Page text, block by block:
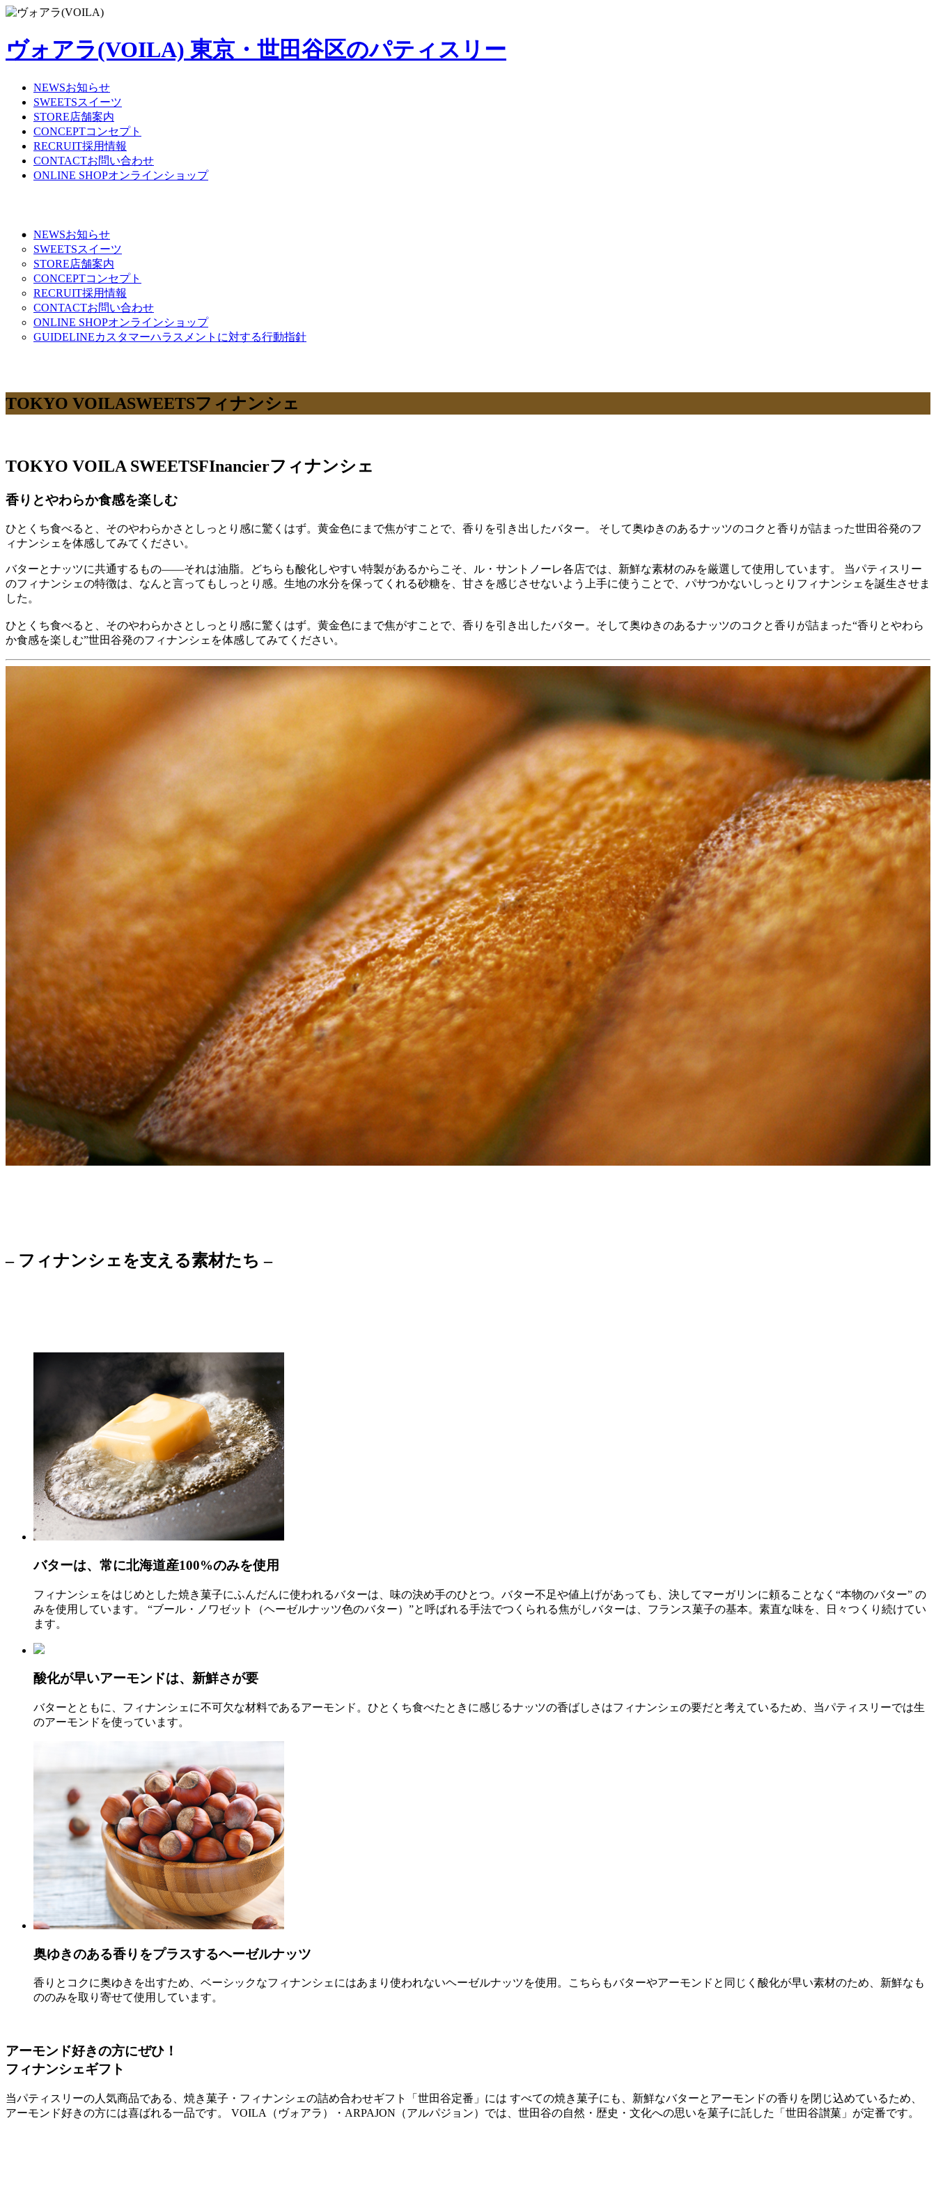
ヴォアラ(VOILA) 東京・世田谷区のパティスリー
NEWSお知らせ
SWEETSスイーツ
STORE店舗案内
CONCEPTコンセプト
RECRUIT採用情報
CONTACTお問い合わせ
ONLINE SHOPオンラインショップ
NEWSお知らせ
SWEETSスイーツ
STORE店舗案内
CONCEPTコンセプト
RECRUIT採用情報
CONTACTお問い合わせ
ONLINE SHOPオンラインショップ
GUIDELINEカスタマーハラスメントに対する行動指針
TOKYO VOILASWEETSフィナンシェ
TOKYO VOILA SWEETSFInancierフィナンシェ
香りとやわらか食感を楽しむ
ひとくち食べると、そのやわらかさとしっとり感に驚くはず。黄金色にまで焦がすことで、香りを引き出したバター。 そして奥ゆきのあるナッツのコクと香りが詰まった世田谷発のフ
ィナンシェを体感してみてください。
バターとナッツに共通するもの——それは油脂。どちらも酸化しやすい特製があるからこそ、ル・サントノーレ各店では、新鮮な素材のみを厳選して使用しています。 当パティスリー
のフィナンシェの特徴は、なんと言ってもしっとり感。生地の水分を保ってくれる砂糖を、甘さを感じさせないよう上手に使うことで、パサつかないしっとりフィナンシェを誕生させま
した。
ひとくち食べると、そのやわらかさとしっとり感に驚くはず。黄金色にまで焦がすことで、香りを引き出したバター。そして奥ゆきのあるナッツのコクと香りが詰まった“香りとやわら
か食感を楽しむ”世田谷発のフィナンシェを体感してみてください。
– フィナンシェを支える素材たち –
バターは、常に北海道産100%のみを使用
フィナンシェをはじめとした焼き菓子にふんだんに使われるバターは、味の決め手のひとつ。バター不足や値上げがあっても、決してマーガリンに頼ることなく“本物のバター” の
みを使用しています。 “ブール・ノワゼット（ヘーゼルナッツ色のバター）”と呼ばれる手法でつくられる焦がしバターは、フランス菓子の基本。素直な味を、日々つくり続けてい
ます。
酸化が早いアーモンドは、新鮮さが要
バターとともに、フィナンシェに不可欠な材料であるアーモンド。ひとくち食べたときに感じるナッツの香ばしさはフィナンシェの要だと考えているため、当パティスリーでは生
のアーモンドを使っています。
奥ゆきのある香りをプラスするヘーゼルナッツ
香りとコクに奥ゆきを出すため、ベーシックなフィナンシェにはあまり使われないヘーゼルナッツを使用。こちらもバターやアーモンドと同じく酸化が早い素材のため、新鮮なも
ののみを取り寄せて使用しています。
アーモンド好きの方にぜひ！
フィナンシェギフト
当パティスリーの人気商品である、焼き菓子・フィナンシェの詰め合わせギフト「世田谷定番」には すべての焼き菓子にも、新鮮なバターとアーモンドの香りを閉じ込めているため、
アーモンド好きの方には喜ばれる一品です。 VOILA（ヴォアラ）・ARPAJON（アルパジョン）では、世田谷の自然・歴史・文化への思いを菓子に託した「世田谷讃菓」が定番です。